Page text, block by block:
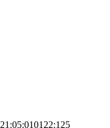
21:05:010122:125